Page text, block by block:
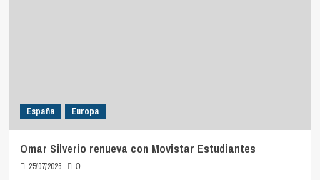
España Europa
Omar Silverio renueva con Movistar Estudiantes
25/07/2026 0